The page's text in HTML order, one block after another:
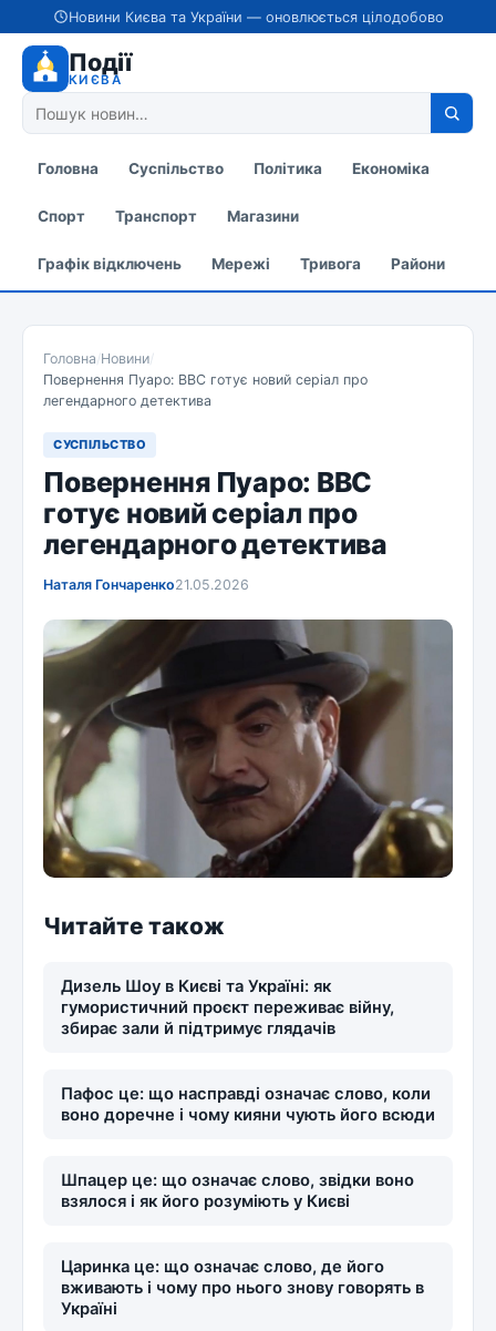
Новини Києва та України — оновлюється цілодобово
Події
КИЄВА
Головна Суспільство Політика Економіка
Спорт Транспорт Магазини
Графік відключень Мережі Тривога Райони
Головна/Новини/
Повернення Пуаро: ВВС готує новий серіал про
легендарного детектива
СУСПІЛЬСТВО
Повернення Пуаро: ВВС
готує новий серіал про
легендарного детектива
Наталя Гончаренко21.05.2026
Читайте також
Дизель Шоу в Києві та Україні: як
гумористичний проєкт переживає війну,
збирає зали й підтримує глядачів
Пафос це: що насправді означає слово, коли
воно доречне і чому кияни чують його всюди
Шпацер це: що означає слово, звідки воно
взялося і як його розуміють у Києві
Царинка це: що означає слово, де його
вживають і чому про нього знову говорять в
Україні